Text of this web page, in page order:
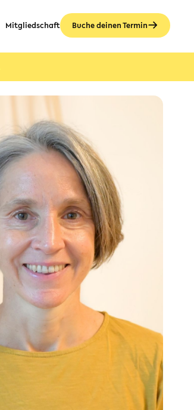
Mitgliedschaft Buche deinen Termin